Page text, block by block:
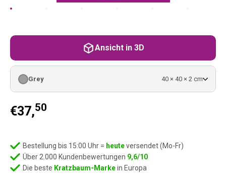
€37,50
Grey 40 × 40 × 2 cm
Bestellung bis 15:00 Uhr = heuteversendet (Mo-Fr)
Über 2.000 Kundenbewertungen 9,6/10
Die beste Kratzbaum-Markein Europa
Ansicht in 3D